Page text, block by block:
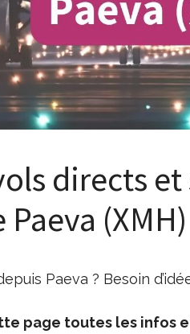
directs et
(XMH)
Paeva ? Besoin
page toutes les infos